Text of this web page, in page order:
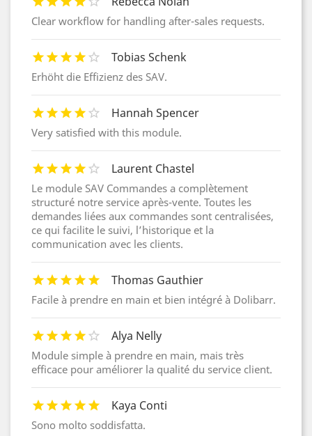
Clear workflow for handling after-sales requests.
Tobias Schenk
Erhöht die Effizienz des SAV.
Hannah Spencer
Very satisfied with this module.
Laurent Chastel
Le module SAV Commandes a complètement
structuré notre service après-vente. Toutes les
demandes liées aux commandes sont centralisées,
ce qui facilite le suivi, l’historique et la
communication avec les clients.
Thomas Gauthier
Facile à prendre en main et bien intégré à Dolibarr.
Alya Nelly
Module simple à prendre en main, mais très
efficace pour améliorer la qualité du service client.
Kaya Conti
Sono molto soddisfatta.